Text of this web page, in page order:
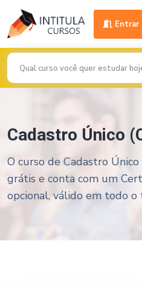
Entrar
Cadastro Único
O curso de Cadastro
grátis e conta com um
opcional, válido em todo